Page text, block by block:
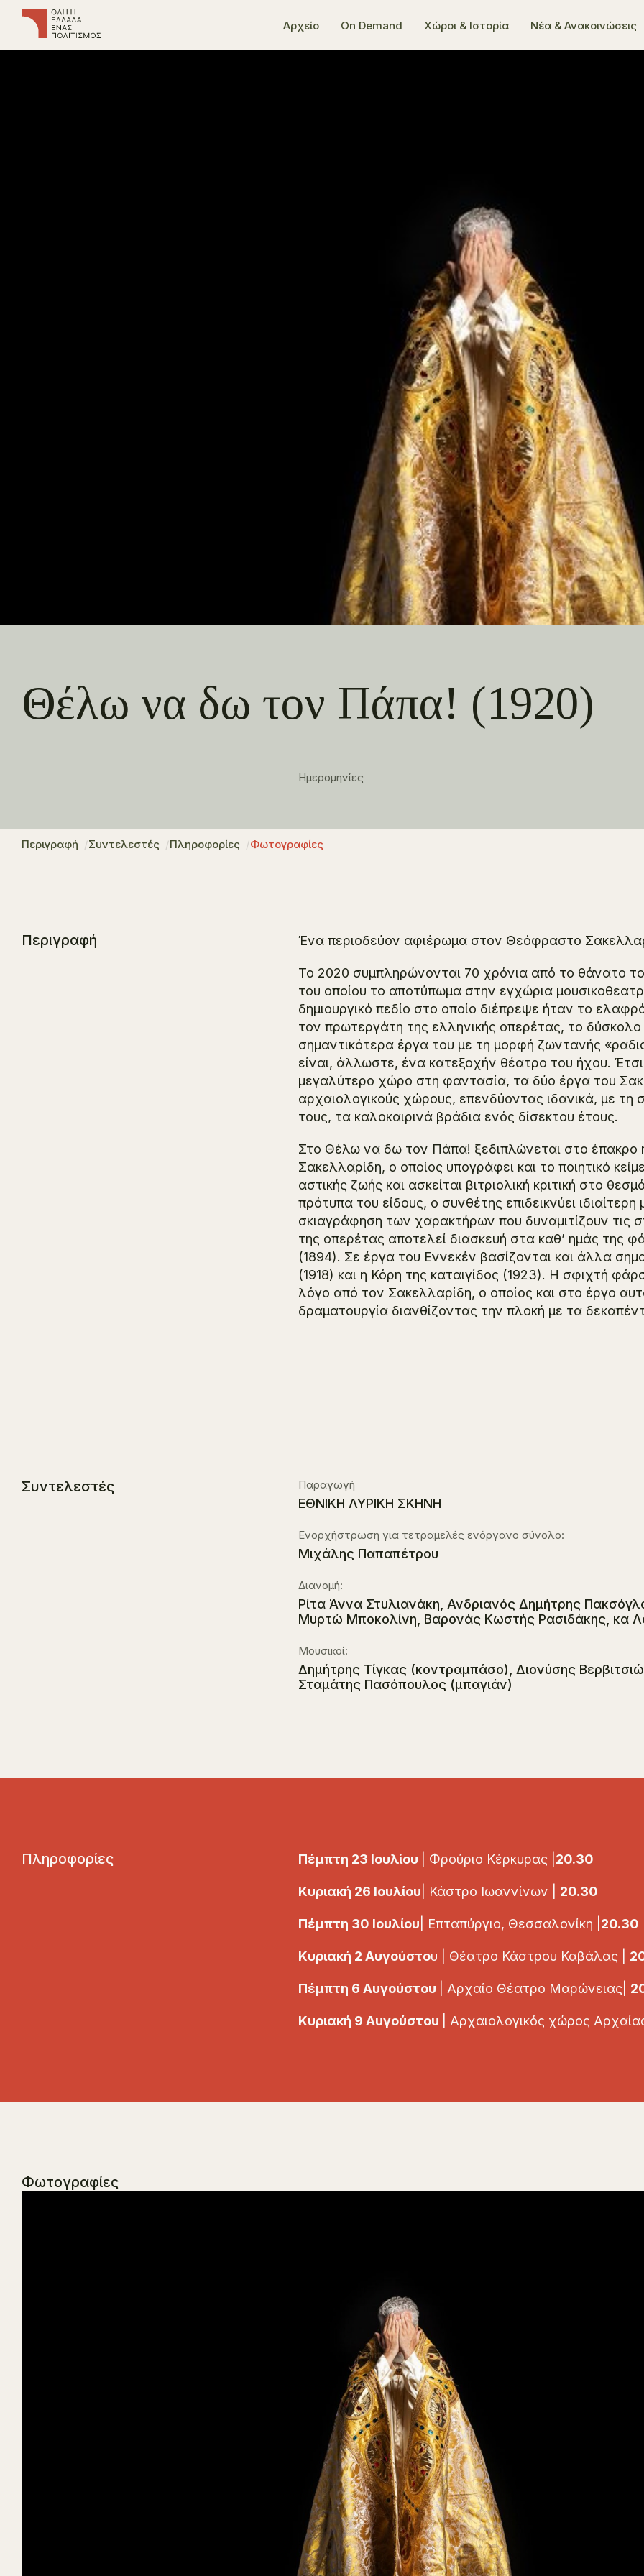
Αρχείο On Demand Χώροι & Ιστορία Νέα & Ανακοινώσεις
Θέλω να δω τον Πάπα! (1920)
Ημερομηνίες
Περιγραφή Συντελεστές Πληροφορίες Φωτογραφίες
Περιγραφή Ένα περιοδεύον αφιέρωμα στον Θεόφραστο
Το 2020 συμπληρώνονται 70 χρόνια από το θάνατο
του οποίου το αποτύπωμα στην εγχώρια
δημιουργικό πεδίο στο οποίο διέπρεψε ήταν το
τον πρωτεργάτη της ελληνικής οπερέτας, το
σημαντικότερα έργα του με τη μορφή ζωντανής
είναι, άλλωστε, ένα κατεξοχήν θέατρο του ήχου.
μεγαλύτερο χώρο στη φαντασία, τα δύο έργα του
αρχαιολογικούς χώρους, επενδύοντας ιδανικά, με τη
τους, τα καλοκαιρινά βράδια ενός δίσεκτου έτους.
Στο Θέλω να δω τον Πάπα! ξεδιπλώνεται στο έπακρο
Σακελλαρίδη, ο οποίος υπογράφει και το ποιητικό
αστικής ζωής και ασκείται βιτριολική κριτική στο
πρότυπα του είδους, ο συνθέτης επιδεικνύει
σκιαγράφηση των χαρακτήρων που δυναμιτίζουν τις
της οπερέτας αποτελεί διασκευή στα καθ’ ημάς της
(1894). Σε έργα του Εννεκέν βασίζονται και άλλα
(1918) και η Κόρη της καταιγίδος (1923). Η σφιχτή
λόγο από τον Σακελλαρίδη, ο οποίος και στο έργο
δραματουργία διανθίζοντας την πλοκή με τα
Συντελεστές Παραγωγή
ΕΘΝΙΚΗ ΛΥΡΙΚΗ ΣΚΗΝΗ
Ενορχήστρωση για τετραμελές ενόργανο σύνολο:
Μιχάλης Παπαπέτρου
Διανομή:
Ρίτα Άννα Στυλιανάκη, Ανδριανός Δημήτρης
Μυρτώ Μποκολίνη, Βαρονάς Κωστής Ρασιδάκης, κα
Μουσικοί:
Δημήτρης Τίγκας (κοντραμπάσο), Διονύσης
Σταμάτης Πασόπουλος (μπαγιάν)
Πληροφορίες Πέμπτη 23 Ιουλίου | Φρούριο Κέρκυρας | 20.30
Κυριακή 26 Ιουλίου | Κάστρο Ιωαννίνων | 20.30
Πέμπτη 30 Ιουλίου | Επταπύργιο, Θεσσαλονίκη | 20.30
Κυριακή 2 Αυγούστου | Θέατρο Κάστρου Καβάλας |
Πέμπτη 6 Αυγούστου | Αρχαίο Θέατρο Μαρώνειας|
Κυριακή 9 Αυγούστου | Αρχαιολογικός χώρος
Φωτογραφίες